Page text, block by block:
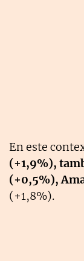
En este
(+1,9%),
(+0,5%),
(+1,8%).